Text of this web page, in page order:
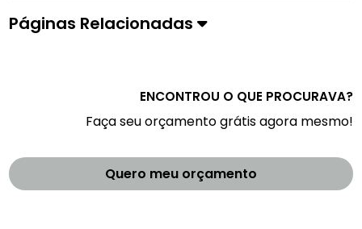
Páginas Relacionadas
ENCONTROU O QUE PROCURAVA?
Faça seu orçamento grátis agora mesmo!
Quero meu orçamento